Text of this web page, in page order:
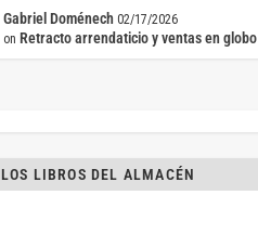
Gabriel Doménech 02/17/2026
on Retracto arrendaticio y ventas en globo
LOS LIBROS DEL ALMACÉN